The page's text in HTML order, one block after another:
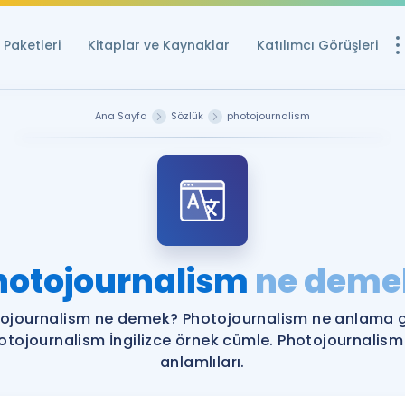
Paketleri Kitaplar ve Kaynaklar Katılımcı Görüşleri
Ücretsiz
YDS ve YÖKDİL
YDS ve YÖKDİL
YDS ve YÖKDİL'e
Ana Sayfa Sözlük photojournalism
ne
ne demek? Photojournalism ne anlama
İngilizce örnek cümle. Photojournalism
anlamlıları.